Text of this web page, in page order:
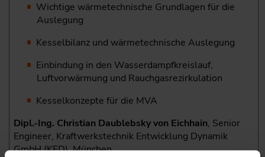
Wichtige wärmetechnische Grundlagen für die
Auslegung
Kesselbilanz und wärmetechnische Auslegung
Einbindung in den Wasserdampfkreislauf,
Luftvorwärmung und Rauchgasrezirkulation
Kesselkonzepte für die MVA
Dipl.-Ing. Christian Daublebsky von Eichhain, Senior
Engineer, Kraftwerkstechnik Entwicklung Dynamik
GmbH (KED), München